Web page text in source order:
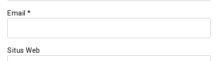
Email *
Situs Web